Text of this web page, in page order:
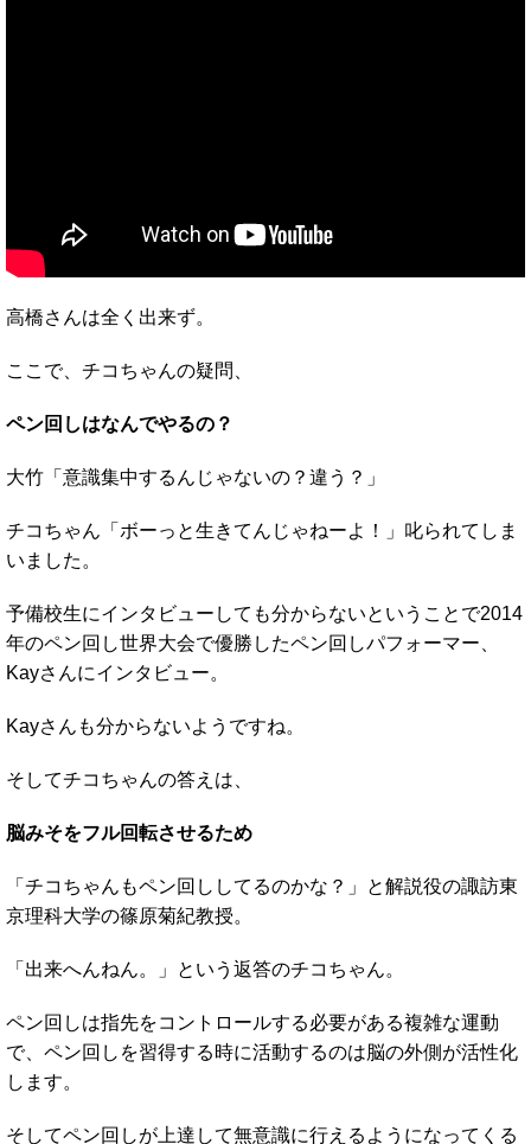
高橋さんは全く出来ず。
ここで、チコちゃんの疑問、
ペン回しはなんでやるの？
大竹「意識集中するんじゃないの？違う？」
チコちゃん「ボーっと生きてんじゃねーよ！」叱られてしま
いました。
予備校生にインタビューしても分からないということで2014
年のペン回し世界大会で優勝したペン回しパフォーマー、
Kayさんにインタビュー。
Kayさんも分からないようですね。
そしてチコちゃんの答えは、
脳みそをフル回転させるため
「チコちゃんもペン回ししてるのかな？」と解説役の諏訪東
京理科大学の篠原菊紀教授。
「出来へんねん。」という返答のチコちゃん。
ペン回しは指先をコントロールする必要がある複雑な運動
で、ペン回しを習得する時に活動するのは脳の外側が活性化
します。
そしてペン回しが上達して無意識に行えるようになってくる